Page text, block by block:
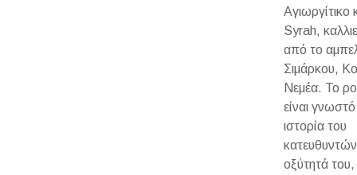
Αγιωργίτικο
Syrah,
από το
Σιμάρκου,
Νεμέα. Το
είναι γνωστό
ιστορία του
κατευθυντών
οξύτητά